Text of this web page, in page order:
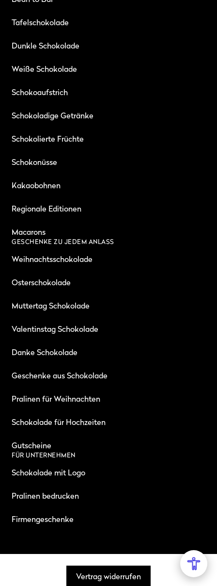
Tafelschokolade
Dunkle Schokolade
Weiße Schokolade
Schokoaufstrich
Schokoladige Getränke
Schokolierte Früchte
Schokonüsse
Kakaobohnen
Regionale Editionen
Macarons
GESCHENKE ZU JEDEM ANLASS
Weihnachtsschokolade
Osterschokolade
Muttertag Schokolade
Valentinstag Schokolade
Danke Schokolade
Geschenke aus Schokolade
Pralinen für Weihnachten
Schokolade für Hochzeiten
Gutscheine
FÜR UNTERNEHMEN
Schokolade mit Logo
Pralinen bedrucken
Firmengeschenke
Vertrag widerrufen